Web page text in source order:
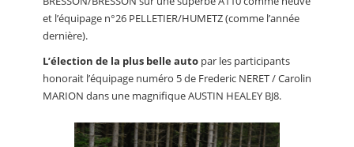
et l’équipage n°26 PELLETIER/HUMETZ (comme l’année
dernière).
L’élection de la plus belle auto par les participants
honorait l’équipage numéro 5 de Frederic NERET / Carolin
MARION dans une magnifique AUSTIN HEALEY BJ8.